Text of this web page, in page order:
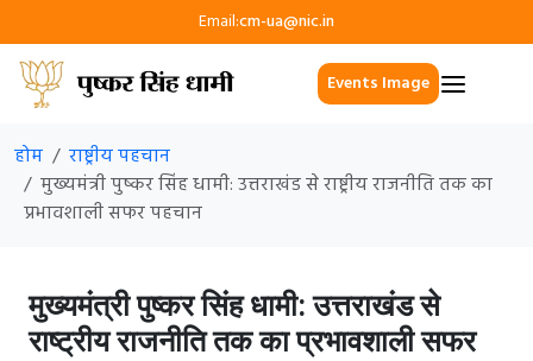
Email:cm-ua@nic.in
Events Image
होम
राष्ट्रीय पहचान
मुख्यमंत्री पुष्कर सिंह धामी: उत्तराखंड से राष्ट्रीय राजनीति तक का
प्रभावशाली सफर पहचान
मुख्यमंत्री पुष्कर सिंह धामी: उत्तराखंड से
राष्ट्रीय राजनीति तक का प्रभावशाली सफर